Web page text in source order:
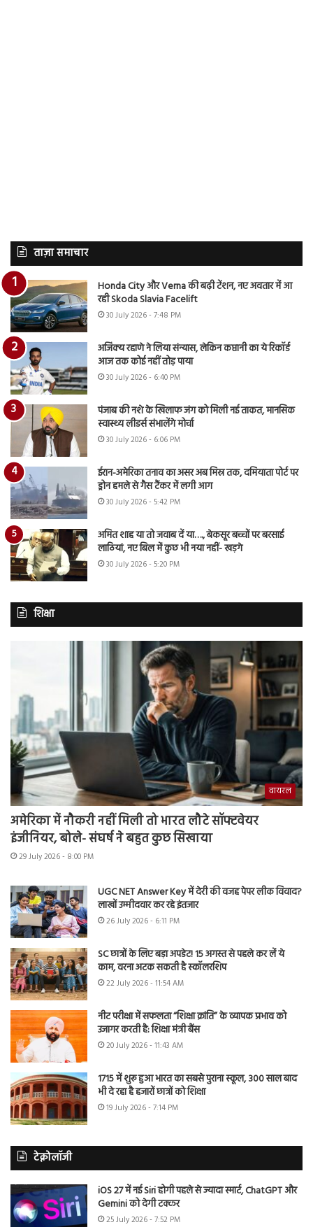
ताज़ा समाचार
Honda City और Verna की बढ़ी टेंशन, नए अवतार में आ
रही Skoda Slavia Facelift
30 July 2026 - 7:48 PM
अजिंक्य रहाणे ने लिया संन्यास, लेकिन कप्तानी का ये रिकॉर्ड
आज तक कोई नहीं तोड़ पाया
30 July 2026 - 6:40 PM
पंजाब की नशे के खिलाफ जंग को मिली नई ताकत, मानसिक
स्वास्थ्य लीडर्स संभालेंगे मोर्चा
30 July 2026 - 6:06 PM
ईरान-अमेरिका तनाव का असर अब मिस्र तक, दमियाता पोर्ट पर
ड्रोन हमले से गैस टैंकर में लगी आग
30 July 2026 - 5:42 PM
अमित शाह या तो जवाब दें या…., बेकसूर बच्चों पर बरसाई
लाठियां, नए बिल में कुछ भी नया नहीं- खड़गे
30 July 2026 - 5:20 PM
शिक्षा
वायरल
अमेरिका में नौकरी नहीं मिली तो भारत लौटे सॉफ्टवेयर
इंजीनियर, बोले- संघर्ष ने बहुत कुछ सिखाया
29 July 2026 - 8:00 PM
UGC NET Answer Key में देरी की वजह पेपर लीक विवाद?
लाखों उम्मीदवार कर रहे इंतजार
26 July 2026 - 6:11 PM
SC छात्रों के लिए बड़ा अपडेट! 15 अगस्त से पहले कर लें ये
काम, वरना अटक सकती है स्कॉलरशिप
22 July 2026 - 11:54 AM
नीट परीक्षा में सफलता “शिक्षा क्रांति” के व्यापक प्रभाव को
उजागर करती है: शिक्षा मंत्री बैंस
20 July 2026 - 11:43 AM
1715 में शुरू हुआ भारत का सबसे पुराना स्कूल, 300 साल बाद
भी दे रहा है हजारों छात्रों को शिक्षा
19 July 2026 - 7:14 PM
टेक्नोलॉजी
iOS 27 में नई Siri होगी पहले से ज्यादा स्मार्ट, ChatGPT और
Gemini को देगी टक्कर
25 July 2026 - 7:52 PM